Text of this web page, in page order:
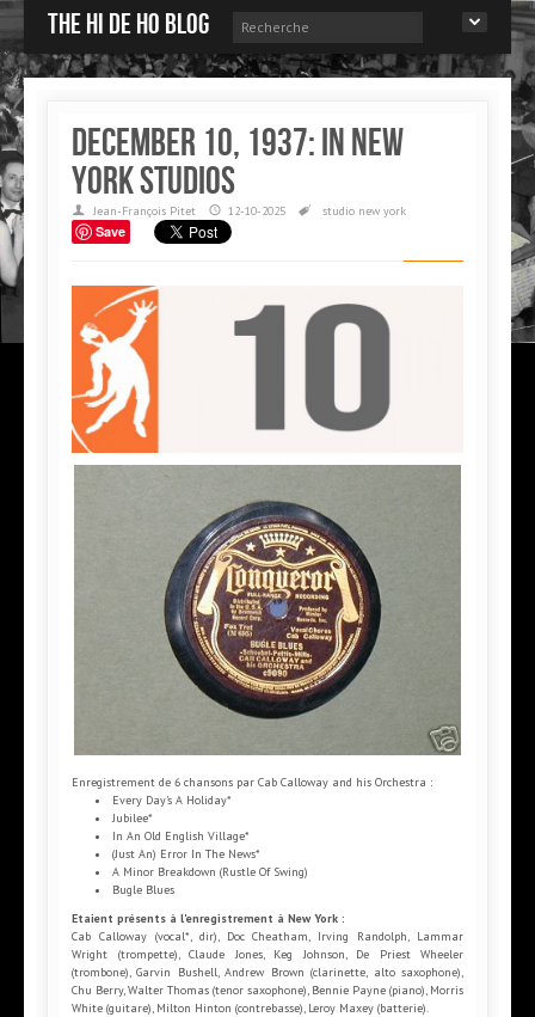
The Hi de Ho blog
December 10, 1937: in New
York studios
Jean-François Pitet 12-10-2025 studio new york
Save
Enregistrement de 6 chansons par Cab Calloway and his Orchestra :
Every Day’s A Holiday*
Jubilee*
In An Old English Village*
(Just An) Error In The News*
A Minor Breakdown (Rustle Of Swing)
Bugle Blues
Etaient présents à l'enregistrement à New York :
Cab Calloway (vocal*, dir), Doc Cheatham, Irving Randolph, Lammar
Wright (trompette), Claude Jones, Keg Johnson, De Priest Wheeler
(trombone), Garvin Bushell, Andrew Brown (clarinette, alto saxophone),
Chu Berry, Walter Thomas (tenor saxophone), Bennie Payne (piano), Morris
White (guitare), Milton Hinton (contrebasse), Leroy Maxey (batterie).